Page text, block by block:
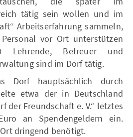
tätig sein wollen und im
Arbeitserfahrung sammeln,
vor Ort unterstützen
Lehrende, Betreuer und
sind im Dorf tätig.
Dorf hauptsächlich durch
etwa der in Deutschland
der Freundschaft e. V.“ letztes
an Spendengeldern ein.
dringend benötigt.